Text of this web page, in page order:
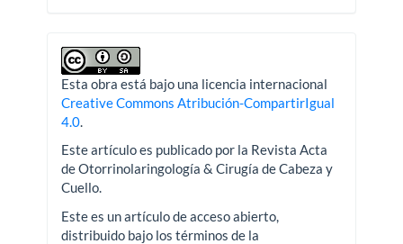
Esta obra está bajo una licencia internacional
Creative Commons Atribución-CompartirIgual
4.0
Este artículo es publicado por la Revista Acta
de Otorrinolaringología & Cirugía de Cabeza y
Cuello.
Este es un artículo de acceso abierto,
distribuido bajo los términos de la